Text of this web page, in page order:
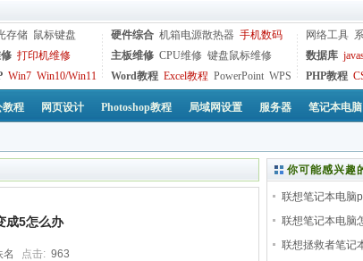
存储 鼠标键盘
打印机维修
Win7 Win10/Win11
硬件综合 机箱电源散热器 手机数码
主板维修 CPU维修 键盘鼠标维修
Word教程 Excel教程 PowerPoint WPS
网络工具
数据库
PHP教程
教程 网页设计 Photoshop教程 局域网设置 服务器 笔记本电脑
成5怎么办
名 点击: 963
你可能感兴趣
联想笔记本电脑
联想笔记本电脑
联想拯救者笔记